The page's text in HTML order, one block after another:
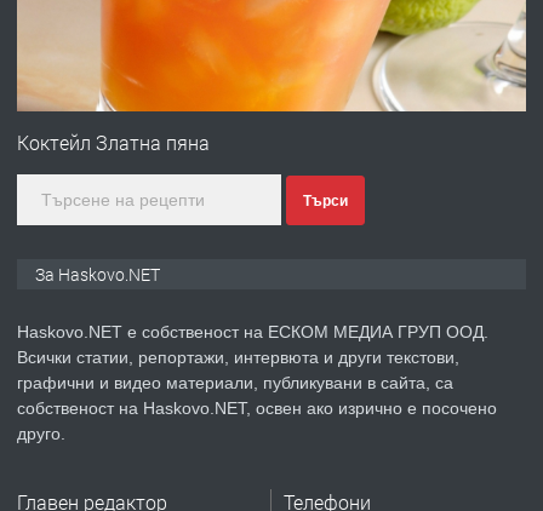
преди 5 дни
ПРЕДЛАГА
ПРОСТОРЕН ТРИСТАЕН
КУБА
преди 5 дни
ПРЕДЛАГА СГЛОБЯВАНЕ НА МЕБЕЛИ.
Коктейл Златна пяна
Търси
За Haskovo.NET
Haskovo.NET е собственост на ЕСКОМ МЕДИА ГРУП ООД.
Всички статии, репортажи, интервюта и други текстови,
графични и видео материали, публикувани в сайта, са
собственост на Haskovo.NET, освен ако изрично е посочено
друго.
Главен редактор Телефони